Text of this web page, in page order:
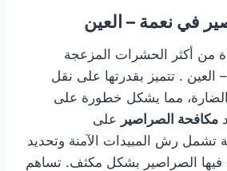
في نعمة – العين
من أكثر الحشرات المزعجة
العين . تتميز بقدرتها على نقل
الضارة، مما يشكل خطورة على
مكافحة الصراصير على
تشمل رش المبيدات الآمنة وتحديد
فيها الصراصير بشكل مكثف. تساهم